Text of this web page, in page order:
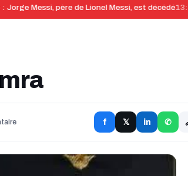
Messi, père de Lionel Messi, est décédé
f 𝕏 in ✆